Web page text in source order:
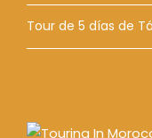
Tour de 5 días de